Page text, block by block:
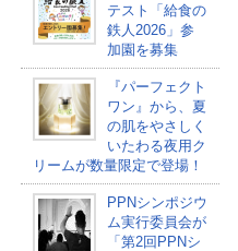
テスト「給食の
鉄人2026」参
加園を募集
『パーフェクト
ワン』から、夏
の肌をやさしく
いたわる夜用ク
リームが数量限定で登場！
PPNシンポジウ
ム実行委員会が
「第2回PPNシ